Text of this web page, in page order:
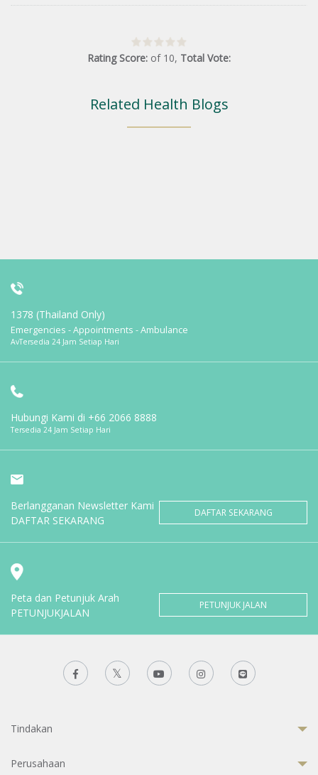
Rating Score: of 10, Total Vote:
Related Health Blogs
1378 (Thailand Only)
Emergencies - Appointments - Ambulance
AvTersedia 24 Jam Setiap Hari
Hubungi Kami di +66 2066 8888
Tersedia 24 Jam Setiap Hari
Berlangganan Newsletter Kami
DAFTAR SEKARANG
DAFTAR SEKARANG
Peta dan Petunjuk Arah
PETUNJUKJALAN
PETUNJUK JALAN
Tindakan
Perusahaan